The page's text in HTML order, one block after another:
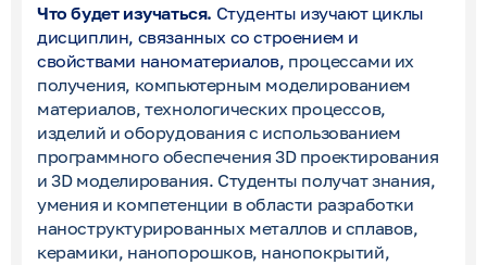
Что будет изучаться. Студенты изучают циклы
дисциплин, связанных со строением и
свойствами наноматериалов, процессами их
получения, компьютерным моделированием
материалов, технологических процессов,
изделий и оборудования с использованием
программного обеспечения 3Dпроектирования
и 3D моделирования. Студенты получат знания,
умения и компетенции в области разработки
наноструктурированных металлов и сплавов,
керамики, нанопорошков, нанопокрытий,